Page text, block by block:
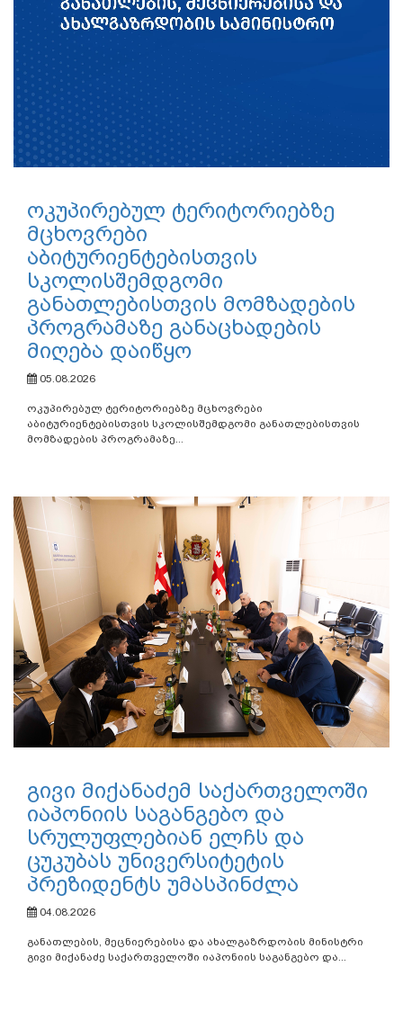
ოკუპირებულ ტერიტორიებზე
მცხოვრები
აბიტურიენტებისთვის
სკოლისშემდგომი
განათლებისთვის მომზადების
პროგრამაზე განაცხადების
მიღება დაიწყო
05.08.2026
ოკუპირებულ ტერიტორიებზე მცხოვრები
აბიტურიენტებისთვის სკოლისშემდგომი განათლებისთვის
მომზადების პროგრამაზე...
გივი მიქანაძემ საქართველოში
იაპონიის საგანგებო და
სრულუფლებიან ელჩს და
ცუკუბას უნივერსიტეტის
პრეზიდენტს უმასპინძლა
04.08.2026
განათლების, მეცნიერებისა და ახალგაზრდობის მინისტრი
გივი მიქანაძე საქართველოში იაპონიის საგანგებო და...